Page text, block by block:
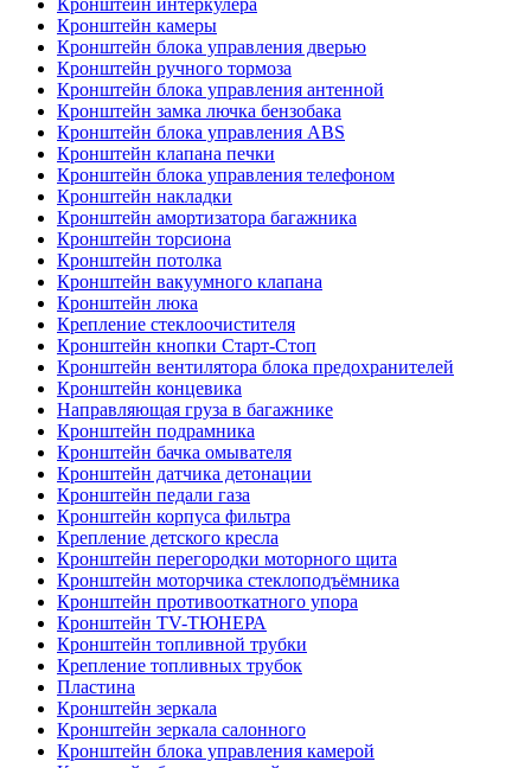
Кронштейн камеры
Кронштейн блока управления дверью
Кронштейн ручного тормоза
Кронштейн блока управления антенной
Кронштейн замка лючка бензобака
Кронштейн блока управления ABS
Кронштейн клапана печки
Кронштейн блока управления телефоном
Кронштейн накладки
Кронштейн амортизатора багажника
Кронштейн торсиона
Кронштейн потолка
Кронштейн вакуумного клапана
Кронштейн люка
Крепление стеклоочистителя
Кронштейн кнопки Старт-Стоп
Кронштейн вентилятора блока предохранителей
Кронштейн концевика
Направляющая груза в багажнике
Кронштейн подрамника
Кронштейн бачка омывателя
Кронштейн датчика детонации
Кронштейн педали газа
Кронштейн корпуса фильтра
Крепление детского кресла
Кронштейн перегородки моторного щита
Кронштейн моторчика стеклоподъёмника
Кронштейн противооткатного упора
Кронштейн TV-ТЮНЕРА
Кронштейн топливной трубки
Крепление топливных трубок
Пластина
Кронштейн зеркала
Кронштейн зеркала салонного
Кронштейн блока управления камерой